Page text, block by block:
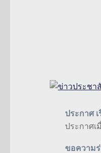
ประกาศ
ประกาศเ
ขอความ